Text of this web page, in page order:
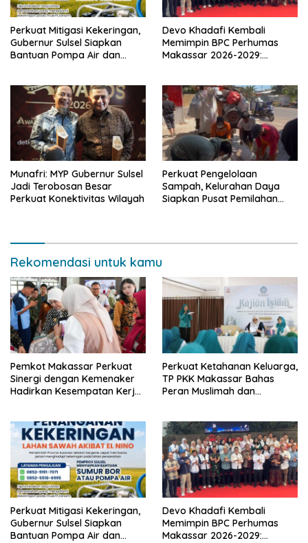
Perkuat Mitigasi Kekeringan,
Gubernur Sulsel Siapkan
Bantuan Pompa Air dan
Devo Khadafi Kembali
Memimpin BPC Perhumas
Makassar 2026-2029:
Multidimensi
Munafri: MYP Gubernur Sulsel
Jadi Terobosan Besar
Perkuat Konektivitas Wilayah
Perkuat Pengelolaan
Sampah, Kelurahan Daya
Siapkan Pusat Pemilahan
Rekomendasi untuk kamu
Pemkot Makassar Perkuat
Sinergi dengan Kemenaker
Hadirkan Kesempatan Kerja
Perkuat Ketahanan Keluarga,
TP PKK Makassar Bahas
Peran Muslimah dan
Perkuat Mitigasi Kekeringan,
Gubernur Sulsel Siapkan
Bantuan Pompa Air dan
Devo Khadafi Kembali
Memimpin BPC Perhumas
Makassar 2026-2029: